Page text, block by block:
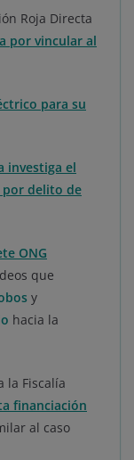
Roja Directa
por vincular al
para su
investiga el
por delito de
ONG
que
y
hacia la
la Fiscalía
financiación
al caso